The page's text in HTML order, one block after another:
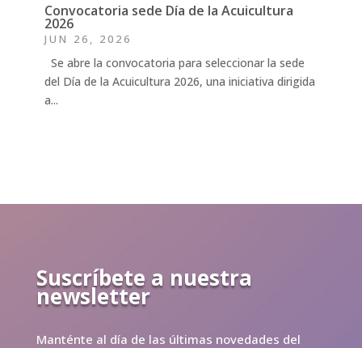
Convocatoria sede Día de la Acuicultura
2026
JUN 26, 2026
Se abre la convocatoria para seleccionar la sede
del Día de la Acuicultura 2026, una iniciativa dirigida
a...
Suscríbete a nuestra
newsletter
Manténte al día de las últimas novedades del